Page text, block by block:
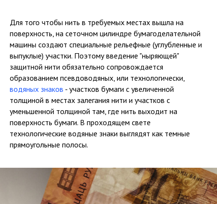
Для того чтобы нить в требуемых местах вышла на
поверхность, на сеточном цилиндре бумагоделательной
машины создают специальные рельефные (углубленные и
выпуклые) участки. Поэтому введение "ныряющей"
защитной нити обязательно сопровождается
образованием псевдоводяных, или технологически,
водяных знаков - участков бумаги с увеличенной
толщиной в местах залегания нити и участков с
уменьшенной толщиной там, где нить выходит на
поверхность бумаги. В проходящем свете
технологические водяные знаки выглядят как темные
прямоугольные полосы.